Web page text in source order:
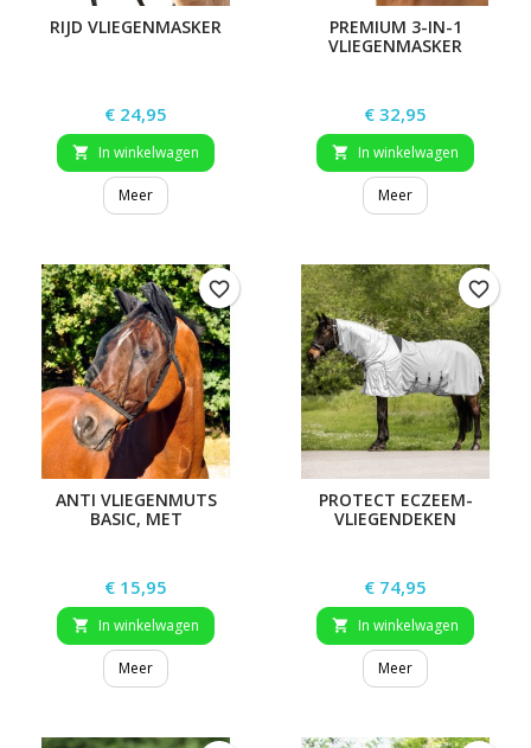
RIJD VLIEGENMASKER
Prijs
€ 24,95
 In winkelwagen
Meer
PREMIUM 3-IN-1
VLIEGENMASKER
Prijs
€ 32,95
 In winkelwagen
Meer
ANTI VLIEGENMUTS
BASIC, MET
Prijs
€ 15,95
 In winkelwagen
Meer
favorite_border
PROTECT ECZEEM-
VLIEGENDEKEN
Prijs
€ 74,95
 In winkelwagen
Meer
favorite_border